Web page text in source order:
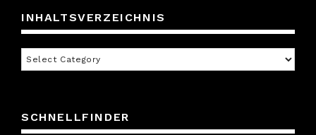
INHALTSVERZEICHNIS
Inhaltsverzeichnis
SCHNELLFINDER